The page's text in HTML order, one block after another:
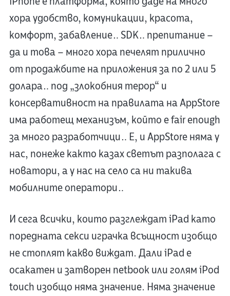
хора удобство, комуникации, красота,
комфорт, забавление… SDK… препитание –
да и това – много хора печелят прилично
от продажбите на приложения за по 2 или 5
долара… под „злокобния терор“ и
консервативност на правилата на AppStore
има работещ механизъм, който е fair enough
за много разработчици… Е, и AppStore няма у
нас, понеже както казах светът разполага с
новатори, а у нас на село са ни такива
мобилните оператори…
И сега всички, които разглеждат iPad като
поредната секси играчка всъщност изобщо
не стоплят какво виждат. Дали iPad е
осакатен и затворен netbook или голям iPod
touch изобщо няма значение. Няма значение